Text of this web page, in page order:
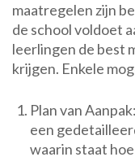
maatregelen zijn
de school voldoet
leerlingen de best
krijgen. Enkele
Plan van
een
waarin staat